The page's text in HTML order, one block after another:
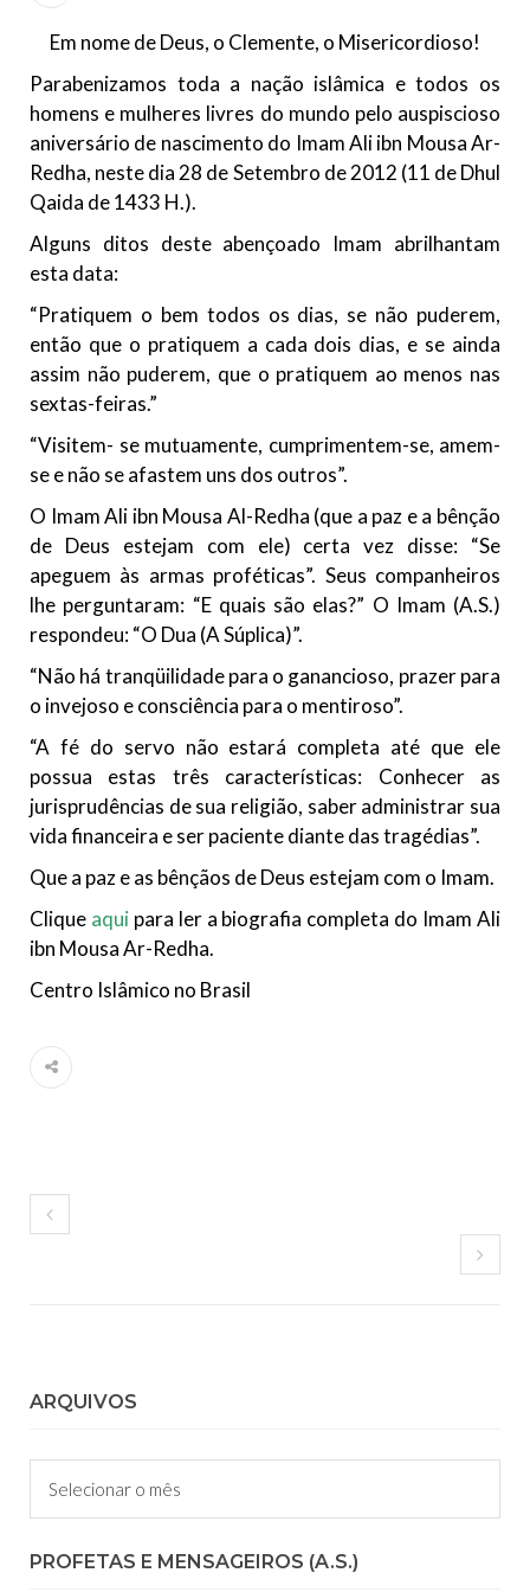
no ano novo muçulmano de 1435 Hejrita. Desejamos a
todos os irmãos e irmãs um novo
(A.S.)
data em que relembramos o martírio do quarto Imam dos
(A.S.), conhecido por “Zein Al-Ábidin” (Formosura
3 DE JULHO DE 2014
Centro Islâmico no Brasil recebe o ex-
ministro das Relações Exteriores da
República Islâmica do Irã
Na noite da quinta-feira, 03 de Abril, o Centro Islâmico no
Brasil recebeu em sua sede, em São Paulo, o ex-ministro das
Kharrazi, que encontra-se visitando
Em nome de Deus, o Clemente, o Misericordioso!
Parabenizamos toda a nação islâmica e todos os
homens e mulheres livres do mundo pelo auspiscioso
aniversário de nascimento do Imam Ali ibn Mousa Ar-
Redha, neste dia 28 de Setembro de 2012 (11 de Dhul
Qaida de 1433 H.).
Alguns ditos deste abençoado Imam abrilhantam
esta data:
“Pratiquem o bem todos os dias, se não puderem,
então que o pratiquem a cada dois dias, e se ainda
assim não puderem, que o pratiquem ao menos nas
sextas-feiras.”
“Visitem- se mutuamente, cumprimentem-se, amem-
se e não se afastem uns dos outros”.
O Imam Ali ibn Mousa Al-Redha (que a paz e a bênção
de Deus estejam com ele) certa vez disse: “Se
apeguem às armas proféticas”. Seus companheiros
lhe perguntaram: “E quais são elas?” O Imam (A.S.)
respondeu: “O Dua (A Súplica)”.
“Não há tranqüilidade para o ganancioso, prazer para
o invejoso e consciência para o mentiroso”.
“A fé do servo não estará completa até que ele
possua estas três características: Conhecer as
jurisprudências de sua religião, saber administrar sua
vida financeira e ser paciente diante das tragédias”.
Que a paz e as bênçãos de Deus estejam com o Imam.
Clique aquipara ler a biografia completa do Imam Ali
ibn Mousa Ar-Redha.
Centro Islâmico no Brasil
ARQUIVOS
Arquivos
PROFETAS E MENSAGEIROS (A.S.)